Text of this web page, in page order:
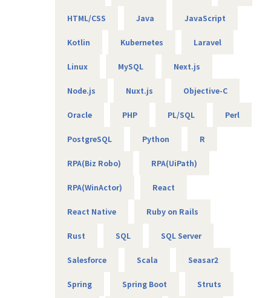
もにワンランク上を目指せる、やりがいのある環境がそろっ
全員に指標は開示しているため、いつもで確認できる環境で
メンバー、サブリーダー、リーダー、シニアリーダー
グループ企業からWEBシステム案件の依頼が多くなりつつあ
弊社としても本格的な案件化をするための増員での募集とな
グループ企業がクライアントのためコミュニケーションがと
魅力点となります。
弊社はワールドHDの1社になりクライアントはワールドHD
https://world-hd.co.jp/corporate/group/
HTML/CSS Java JavaScript
Kotlin Kubernetes Laravel
Linux MySQL Next.js
Node.js Nuxt.js Objective-C
Oracle PHP PL/SQL Perl
PostgreSQL Python R
RPA(Biz Robo) RPA(UiPath)
RPA(WinActor) React
React Native Ruby on Rails
Rust SQL SQL Server
Salesforce Scala Seasar2
Spring Spring Boot Struts